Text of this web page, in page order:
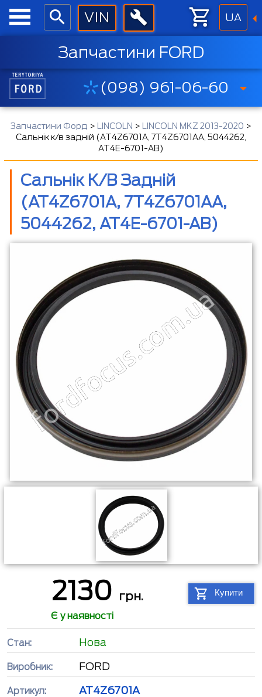
UA
Запчастини FORD
(098) 961-06-60
Запчастини Форд > LINCOLN > LINCOLN MKZ 2013-2020 >
Сальнік к/в задній (AT4Z6701A, 7T4Z6701AA, 5044262,
AT4E-6701-AB)
Сальнік К/в Задній
(AT4Z6701A, 7T4Z6701AA,
5044262, AT4E-6701-AB)
2130 грн. Купити
Є у наявності
Стан: Нова
Виробник: FORD
Артикул: AT4Z6701A